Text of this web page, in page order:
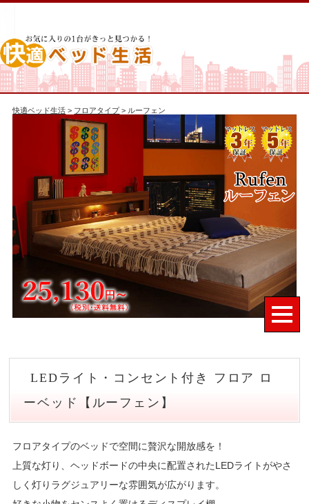
快適ベッド生活 > フロアタイプ > ルーフェン
LEDライト・コンセント付き フロア ロ
ーベッド【ルーフェン】
フロアタイプのベッドで空間に贅沢な開放感を！
上質な灯り、ヘッドボードの中央に配置されたLEDライトがやさ
しく灯りラグジュアリーな雰囲気が広がります。